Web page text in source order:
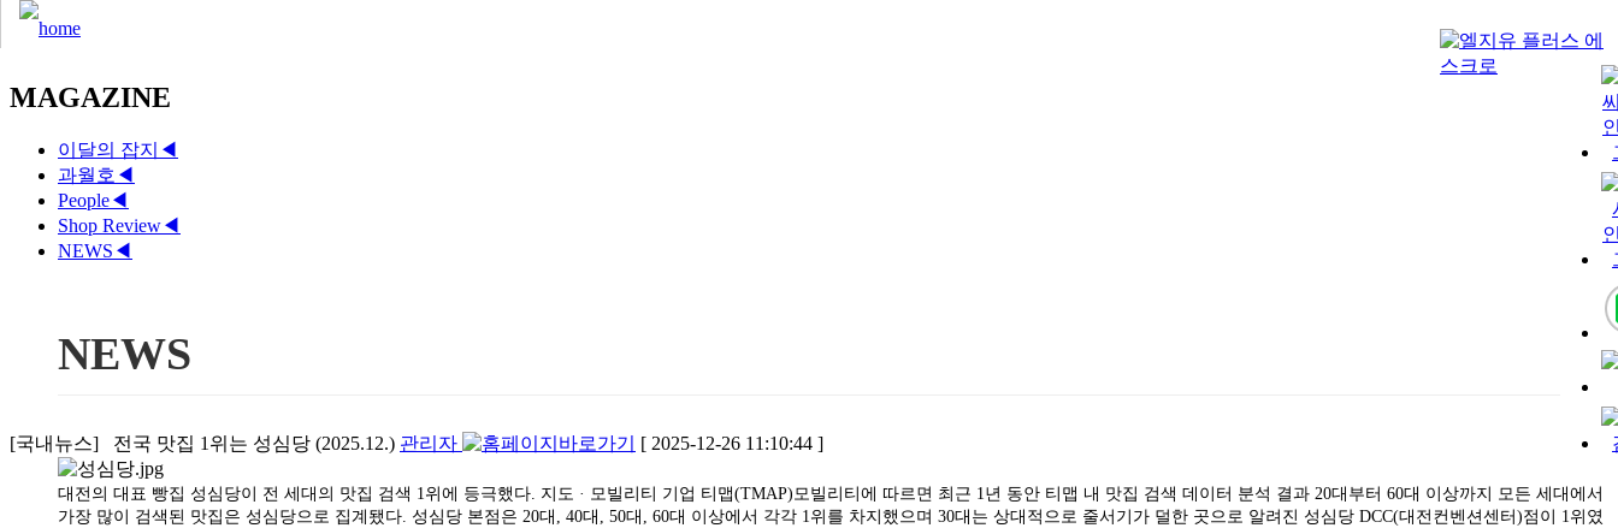
MAGAZINE
이달의 잡지 ◀
과월호 ◀
People◀
Shop Review◀
NEWS ◀
NEWS
[국내뉴스] 전국 맛집 1위는 성심당 (2025.12.) 관리자 [ 2025-12-26 11:10:44 ]
대전의 대표 빵집 성심당이 전 세대의 맛집 검색 1위에 등극했다. 지도 · 모빌리티 기업 티맵(TMAP)모빌리티에 따르면 최근 1년 동안 티맵 내 맛집 검색 데이터 분석 결과 20대부터 60대 이상까지 모든 세대에서
가장 많이 검색된 맛집은 성심당으로 집계됐다. 성심당 본점은 20대, 40대, 50대, 60대 이상에서 각각 1위를 차지했으며 30대는 상대적으로 줄서기가 덜한 곳으로 알려진 성심당 DCC(대전컨벤션센터)점이 1위였